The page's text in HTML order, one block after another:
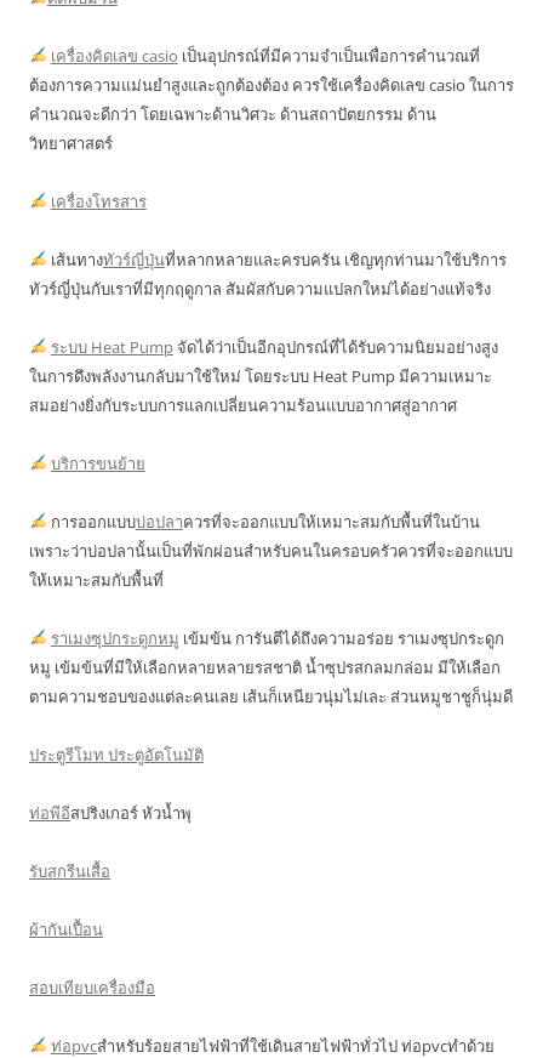
เครื่องคิดเลข casio เป็นอุปกรณ์ที่มีความจำเป็นเพื่อการคำนวณที่
ต้องการความแม่นยำสูงและถูกต้องต้อง ควรใช้เครื่องคิดเลข casio ในการ
คำนวณจะดีกว่า โดยเฉพาะด้านวิศวะ ด้านสถาปัตยกรรม ด้าน
วิทยาศาสตร์
เครื่องโทรสาร
เส้นทางทัวร์ญี่ปุ่นที่หลากหลายและครบครัน เชิญทุกท่านมาใช้บริการ
ทัวร์ญี่ปุ่นกับเราที่มีทุกฤดูกาล สัมผัสกับความแปลกใหม่ได้อย่างแท้จริง
ระบบ Heat Pumpจัดได้ว่าเป็นอีกอุปกรณ์ที่ได้รับความนิยมอย่างสูง
ในการดึงพลังงานกลับมาใช้ใหม่ โดยระบบ Heat Pump มีความเหมาะ
สมอย่างยิ่งกับระบบการแลกเปลี่ยนความร้อนแบบอากาศสู่อากาศ
บริการขนย้าย
การออกแบบบ่อปลาควรที่จะออกแบบให้เหมาะสมกับพื้นที่ในบ้าน
เพราะว่าบ่อปลานั้นเป็นที่พักผ่อนสำหรับคนในครอบครัวควรที่จะออกแบบ
ให้เหมาะสมกับพื้นที่
ราเมงซุปกระดูกหมู เข้มข้น การันตีได้ถึงความอร่อย ราเมงซุปกระดูก
หมู เข้มข้นที่มีให้เลือกหลายหลายรสชาติ น้ำซุปรสกลมกล่อม มีให้เลือก
ตามความชอบของแต่ละคนเลย เส้นก็เหนียวนุ่มไม่เละ ส่วนหมูชาชูก็นุ่มดี
ประตูรีโมท ประตูอัตโนมัติ
ท่อพีอีสปริงเกอร์ หัวน้ำพุ
รับสกรีนเสื้อ
ผ้ากันเปื้อน
สอบเทียบเครื่องมือ
ท่อpvcสำหรับร้อยสายไฟฟ้าที่ใช้เดินสายไฟฟ้าทั่วไป ท่อpvcทำด้วย